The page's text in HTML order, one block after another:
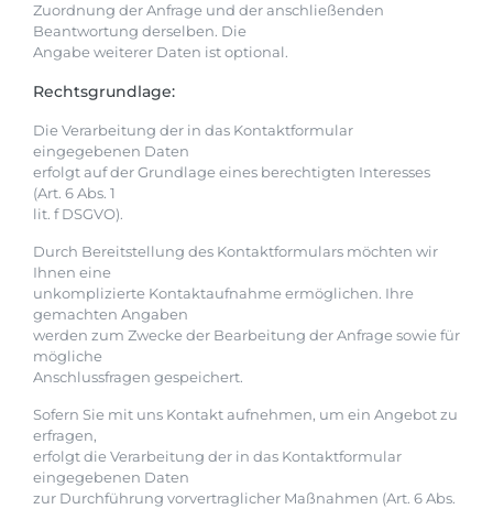
Zuordnung der Anfrage und der anschließenden
Beantwortung derselben. Die
Angabe weiterer Daten ist optional.
Rechtsgrundlage:
Die Verarbeitung der in das Kontaktformular
eingegebenen Daten
erfolgt auf der Grundlage eines berechtigten Interesses
(Art. 6 Abs. 1
lit. f DSGVO).
Durch Bereitstellung des Kontaktformulars möchten wir
Ihnen eine
unkomplizierte Kontaktaufnahme ermöglichen. Ihre
gemachten Angaben
werden zum Zwecke der Bearbeitung der Anfrage sowie für
mögliche
Anschlussfragen gespeichert.
Sofern Sie mit uns Kontakt aufnehmen, um ein Angebot zu
erfragen,
erfolgt die Verarbeitung der in das Kontaktformular
eingegebenen Daten
zur Durchführung vorvertraglicher Maßnahmen (Art. 6 Abs.